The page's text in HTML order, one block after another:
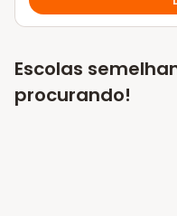
Escolas
procurando!